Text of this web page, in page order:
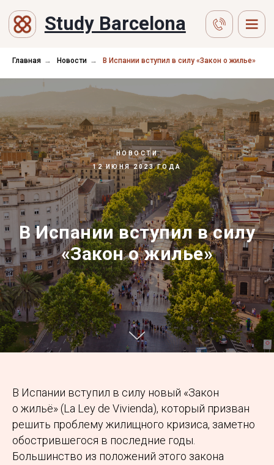
Study Barcelona
Главная → Новости → В Испании вступил в силу «Закон о жилье»
НОВОСТИ
12 ИЮНЯ 2023 ГОДА
В Испании вступил в силу
«Закон о жилье»
В Испании вступил в силу новый «Закон
о жильё» (La Ley de Vivienda), который призван
решить проблему жилищного кризиса, заметно
обострившегося в последние годы.
Большинство из положений этого закона